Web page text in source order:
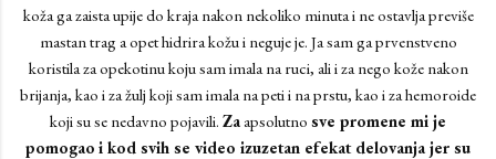
koža ga zaista upije do kraja nakon nekoliko minuta i ne ostavlja previše
mastan trag a opet hidrira kožu i neguje je. Ja sam ga prvenstveno
koristila za opekotinu koju sam imala na ruci, ali i za nego kože nakon
brijanja, kao i za žulj koji sam imala na peti i na prstu, kao i za hemoroide
koji su se nedavno pojavili. Za apsolutno sve promene mi je
pomogao i kod svih se video izuzetan efekat delovanja jer su